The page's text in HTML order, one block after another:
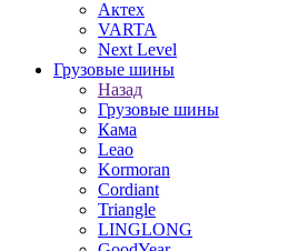
Актех
VARTA
Next Level
Грузовые шины
Назад
Грузовые шины
Кама
Leao
Kormoran
Cordiant
Triangle
LINGLONG